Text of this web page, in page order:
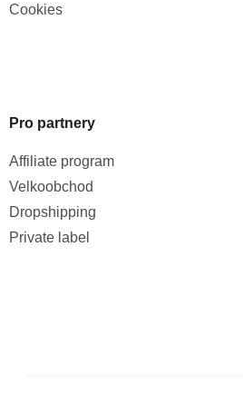
Cookies
Pro partnery
Affiliate program
Velkoobchod
Dropshipping
Private label